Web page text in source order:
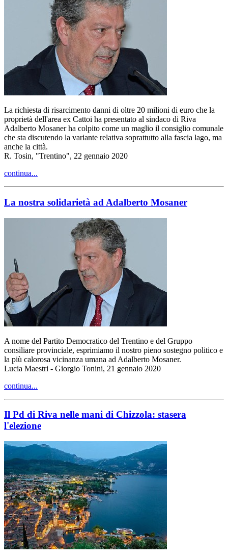
La richiesta di risarcimento danni di oltre 20 milioni di euro che la
proprietà dell'area ex Cattoi ha presentato al sindaco di Riva
Adalberto Mosaner ha colpito come un maglio il consiglio comunale
che sta discutendo la variante relativa soprattutto alla fascia lago, ma
anche la città.
R. Tosin, "Trentino", 22 gennaio 2020
continua...
La nostra solidarietà ad Adalberto Mosaner
A nome del Partito Democratico del Trentino e del Gruppo
consiliare provinciale, esprimiamo il nostro pieno sostegno politico e
la più calorosa vicinanza umana ad Adalberto Mosaner.
Lucia Maestri - Giorgio Tonini, 21 gennaio 2020
continua...
Il Pd di Riva nelle mani di Chizzola: stasera
l'elezione